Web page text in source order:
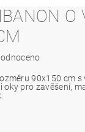
O
90x150 cm
oky pro zavěšení,